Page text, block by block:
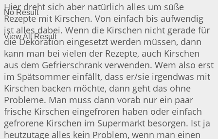
No Result
View All Result
Hier dreht sich aber natürlich alles um süße
Rezepte mit Kirschen. Von einfach bis aufwendig
ist alles dabei. Wenn die Kirschen nicht gerade für
die Dekoration eingesetzt werden müssen, dann
kann man bei vielen der Rezepte, auch Kirschen
aus dem Gefrierschrank verwenden. Wem also erst
im Spätsommer einfällt, dass er/sie irgendwas mit
Kirschen backen möchte, dann geht das ohne
Probleme. Man muss dann vorab nur ein paar
frische Kirschen eingefroren haben oder einfach
gefrorene Kirschen im Supermarkt besorgen. Ist ja
heutzutage alles kein Problem, wenn man einen